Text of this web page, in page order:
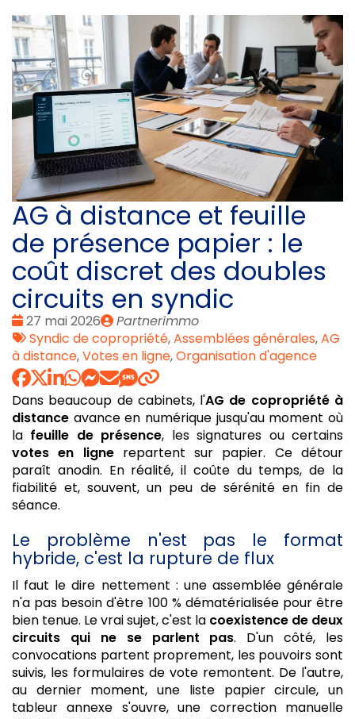
AG à distance et feuille
de présence papier : le
coût discret des doubles
circuits en syndic
Date
:
27 mai 2026
Publié
par
Partnerimmo
Tags
:
Syndic de copropriété,Assemblées générales,AG
à distance,Votes en ligne,Organisation d'agence
Dans beaucoup de cabinets, l'AG de copropriété à
distance avance en numérique jusqu'au moment où
la feuille de présence, les signatures ou certains
votes en lignerepartent sur papier. Ce détour
paraît anodin. En réalité, il coûte du temps, de la
fiabilité et, souvent, un peu de sérénité en fin de
séance.
Le problème n'est pas le format
hybride, c'est la rupture de flux
Il faut le dire nettement : une assemblée générale
n'a pas besoin d'être 100 % dématérialisée pour être
bien tenue. Le vrai sujet, c'est la coexistence de deux
circuits qui ne se parlent pas. D'un côté, les
convocations partent proprement, les pouvoirs sont
suivis, les formulaires de vote remontent. De l'autre,
au dernier moment, une liste papier circule, un
tableur annexe s'ouvre, une correction manuelle